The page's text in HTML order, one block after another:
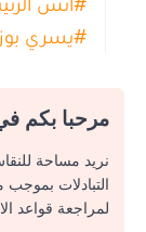
#يسري
مرحبا بكم
نريد مساحة
التبادلات بموجب
لمراجعة قواعد